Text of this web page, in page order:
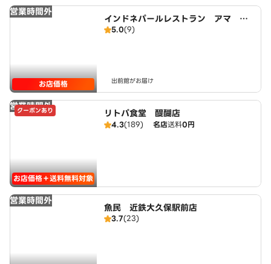
営業時間外
お店価格
インドネパールレストラン アマ Aa
ma5.0(9)
出前館がお届け
営業時間外
クーポンあり
お店価格＋送料無料対象
リトパ食堂 醍醐店
4.3(189) 名店送料0円
営業時間外
魚民 近鉄大久保駅前店
3.7(23)